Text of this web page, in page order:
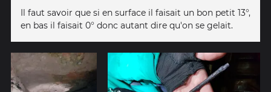
Il faut savoir que si en surface il faisait un bon petit 13°,
en bas il faisait 0° donc autant dire qu'on se gelait.